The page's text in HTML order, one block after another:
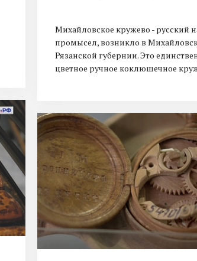
Михайловское кружево - русский
промысел, возникло в
Рязанской губернии. Это
цветное ручное коклюшечное